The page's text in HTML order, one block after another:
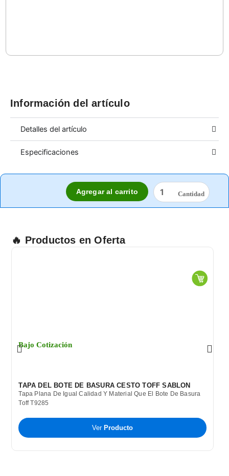
Información del artículo
Detalles del artículo
Especificaciones
PECHERA
DE
PVC
cantidad
Agregar al carrito
🔥 Productos en Oferta
Bajo Cotización
TAPA DEL BOTE DE BASURA CESTO TOFF SABLON
Tapa Plana De Igual Calidad Y Material Que El Bote De Basura
Toff T9285
Ver Producto